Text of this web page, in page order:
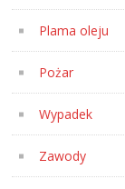
Plama oleju
Pożar
Wypadek
Zawody